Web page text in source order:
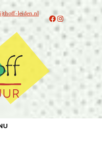
leiden.nl Facebook
Instagram